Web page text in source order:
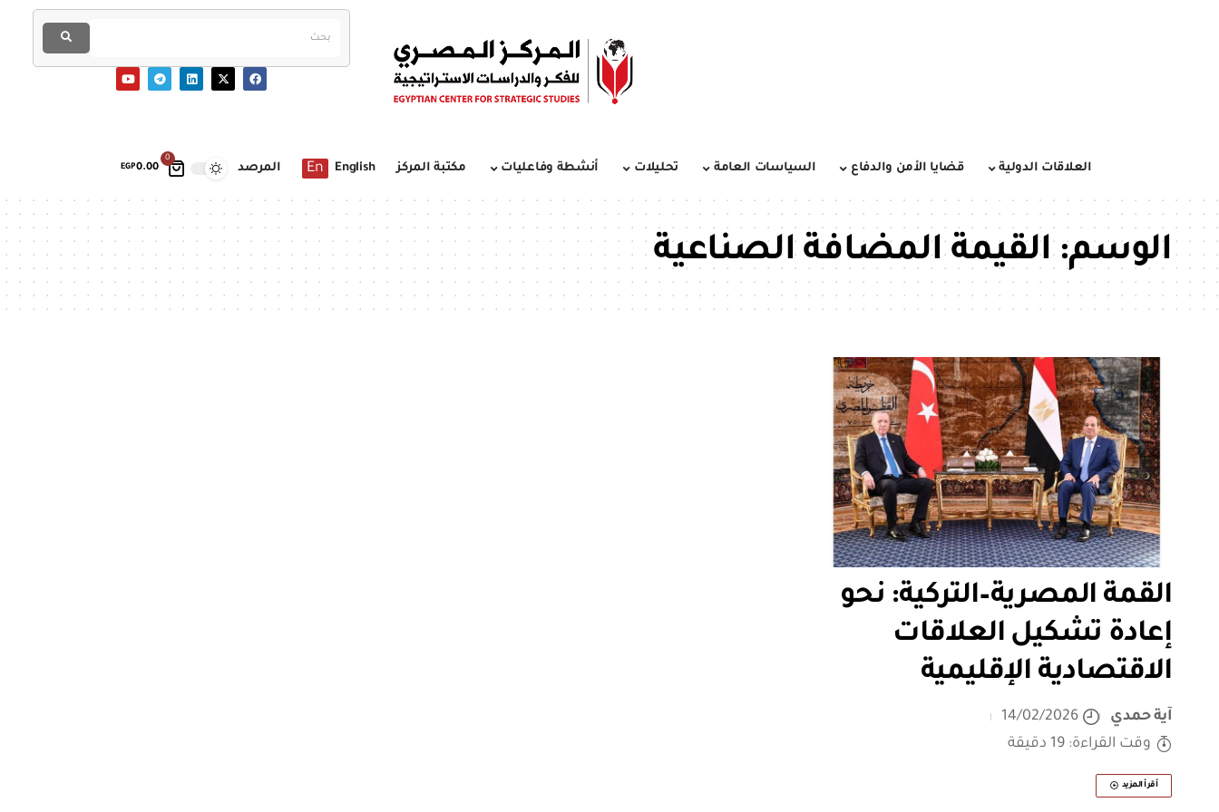
0
EGP0.00 العلاقات الدولية قضايا الأمن والدفاع السياسات العامة تحليلات أنشطة وفاعليات مكتبة المركز English
En المرصد
الوسم:القيمة المضافة الصناعية
القمة المصرية–التركية: نحو
إعادة تشكيل العلاقات
الاقتصادية الإقليمية
آية حمدي
14/02/2026
وقت القراءة: 19 دقيقة
أقرأ المزيد